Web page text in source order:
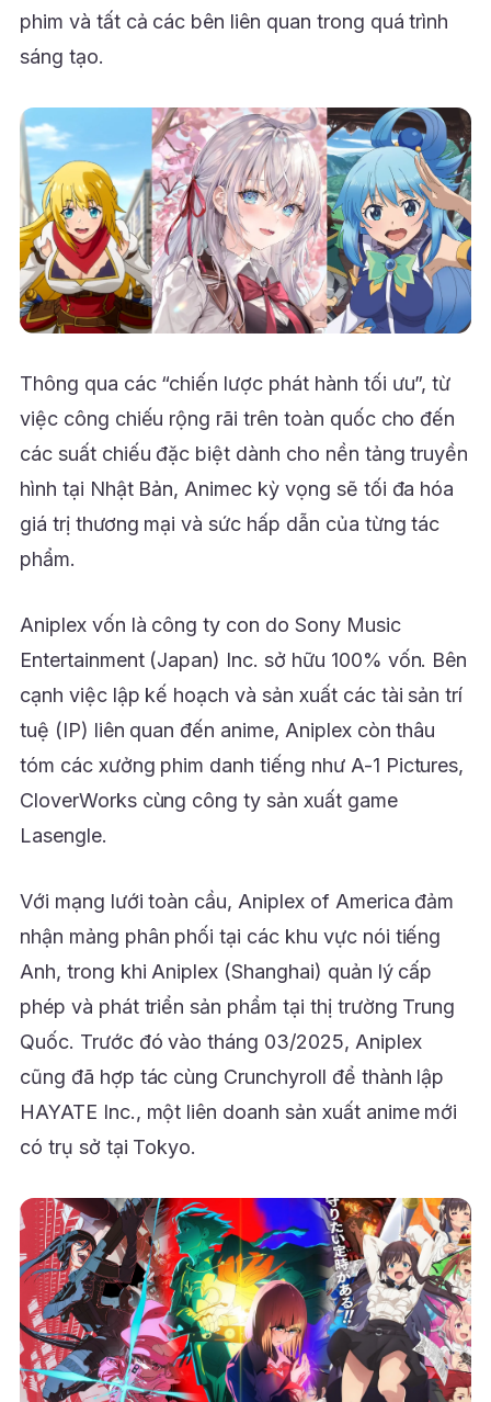
phim và tất cả các bên liên quan trong quá trình
sáng tạo.
Thông qua các “chiến lược phát hành tối ưu”, từ
việc công chiếu rộng rãi trên toàn quốc cho đến
các suất chiếu đặc biệt dành cho nền tảng truyền
hình tại Nhật Bản, Animec kỳ vọng sẽ tối đa hóa
giá trị thương mại và sức hấp dẫn của từng tác
phẩm.
Aniplex vốn là công ty con do Sony Music
Entertainment (Japan) Inc. sở hữu 100% vốn. Bên
cạnh việc lập kế hoạch và sản xuất các tài sản trí
tuệ (IP) liên quan đến anime, Aniplex còn thâu
tóm các xưởng phim danh tiếng như A-1 Pictures,
CloverWorks cùng công ty sản xuất game
Lasengle.
Với mạng lưới toàn cầu, Aniplex of America đảm
nhận mảng phân phối tại các khu vực nói tiếng
Anh, trong khi Aniplex (Shanghai) quản lý cấp
phép và phát triển sản phẩm tại thị trường Trung
Quốc. Trước đó vào tháng 03/2025, Aniplex
cũng đã hợp tác cùng Crunchyroll để thành lập
HAYATE Inc., một liên doanh sản xuất anime mới
có trụ sở tại Tokyo.